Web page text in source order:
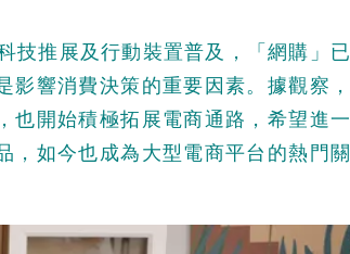
技推展及行動裝置普及，「網購」已
響消費決策的重要因素。據觀察，
也開始積極拓展電商通路，希望進一
，如今也成為大型電商平台的熱門關